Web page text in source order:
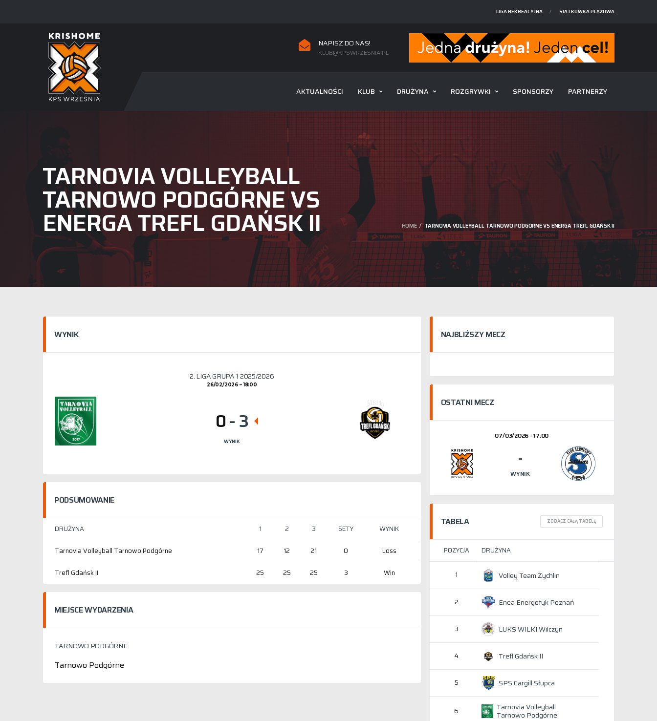
LIGA REKREACYJNA SIATKÓWKA PLAŻOWA
NAPISZ DO NAS!
KLUB@KPSWRZESNIA.PL
AKTUALNOŚCI KLUB DRUŻYNA ROZGRYWKI SPONSORZY PARTNERZY
TARNOVIA VOLLEYBALL
TARNOWO PODGÓRNE VS
ENERGA TREFL GDAŃSK II HOME TARNOVIA VOLLEYBALL TARNOWO PODGÓRNE VS ENERGA TREFL GDAŃSK II
WYNIK
2. LIGA GRUPA 1 2025/2026
26/02/2026 18:00
0-3
WYNIK
PODSUMOWANIE
DRUŻYNA 1 2 3 SETY WYNIK
Tarnovia Volleyball Tarnowo Podgórne 17 12 21 0 Loss
Trefl Gdańsk II 25 25 25 3 Win
MIEJSCE WYDARZENIA
TARNOWO PODGÓRNE
Tarnowo Podgórne
NAJBLIŻSZY MECZ
OSTATNI MECZ
07/03/2026 - 17:00
-
WYNIK
TABELA ZOBACZ CAŁĄ TABELĘ
POZYCJA DRUŻYNA
1 Volley Team Żychlin
2 Enea Energetyk Poznań
3 LUKS WILKI Wilczyn
4 Trefl Gdańsk II
5 SPS Cargill Słupca
6 Tarnovia Volleyball
Tarnowo Podgórne